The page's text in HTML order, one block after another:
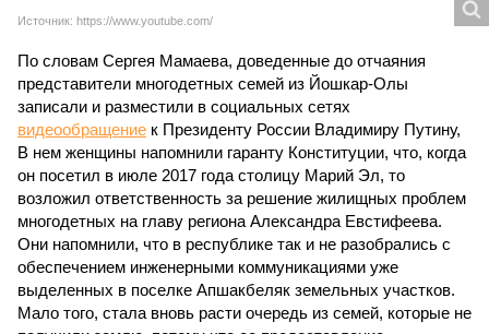
Источник: https://www.youtube.com/
По словам Сергея Мамаева, доведенные до отчаяния
представители многодетных семей из Йошкар-Олы
записали и разместили в социальных сетях
видеообращение к Президенту России Владимиру Путину,
В нем женщины напомнили гаранту Конституции, что, когда
он посетил в июле 2017 года столицу Марий Эл, то
возложил ответственность за решение жилищных проблем
многодетных на главу региона Александра Евстифеева.
Они напомнили, что в республике так и не разобрались с
обеспечением инженерными коммуникациями уже
выделенных в поселке Апшакбеляк земельных участков.
Мало того, стала вновь расти очередь из семей, которые не